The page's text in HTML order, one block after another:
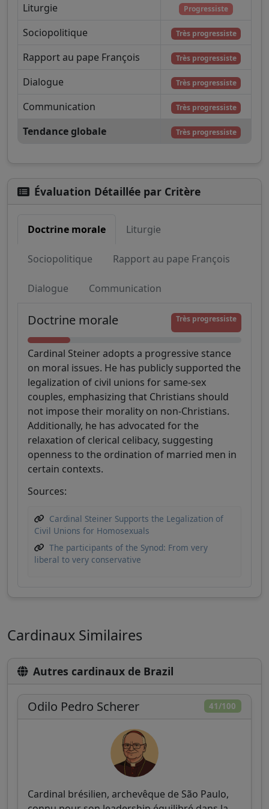
Liturgie Progressiste
Sociopolitique Très progressiste
Rapport au pape François Très progressiste
Dialogue Très progressiste
Communication Très progressiste
Tendance globale Très progressiste
Évaluation Détaillée par Critère
Doctrine morale Liturgie
Sociopolitique Rapport au pape François
Dialogue Communication
Doctrine morale Très progressiste
Cardinal Steiner adopts a progressive stance
on moral issues. He has publicly supported the
legalization of civil unions for same-sex
couples, emphasizing that Christians should
not impose their morality on non-Christians.
Additionally, he has advocated for the
relaxation of clerical celibacy, suggesting
openness to the ordination of married men in
certain contexts.
Sources:
Cardinal Steiner Supports the Legalization of
Civil Unions for Homosexuals
The participants of the Synod: From very
liberal to very conservative
Cardinaux Similaires
Autres cardinaux de Brazil
41/100
Odilo Pedro Scherer
Cardinal brésilien, archevêque de São Paulo,